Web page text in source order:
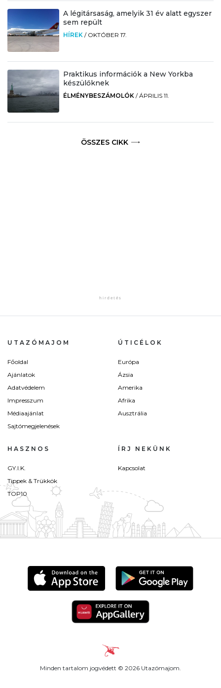
A légitársaság, amelyik 31 év alatt egyszer
sem repült
HÍREK / OKTÓBER 17.
Praktikus információk a New Yorkba
készülőknek
ÉLMÉNYBESZÁMOLÓK /ÁPRILIS 11.
ÖSSZES CIKK
UTAZÓMAJOM
Főoldal
Ajánlatok
Adatvédelem
Impresszum
Médiaajánlat
Sajtómegjelenések
ÚTICÉLOK
Európa
Ázsia
Amerika
Afrika
Ausztrália
HASZNOS
GY.I.K.
Tippek & Trükkök
TOP10
ÍRJ NEKÜNK
Kapcsolat
Minden tartalom jogvédett © 2026 Utazómajom.